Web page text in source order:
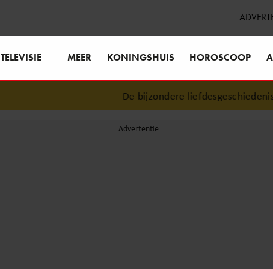
TELEVISIE MEER KONINGSHUIS HOROSCOOP
De bijzondere liefdesgeschiedenis